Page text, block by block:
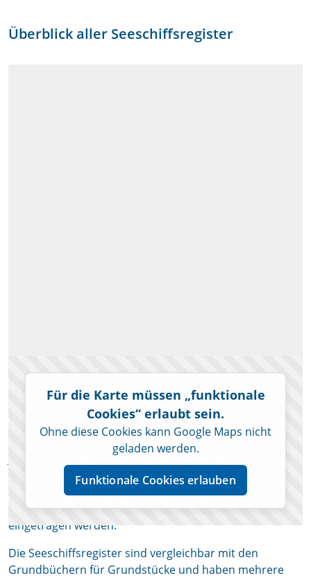
Überblick aller Seeschiffsregister
Für die Karte müssen „funktionale
Cookies“ erlaubt sein.
Ohne diese Cookies kann Google Maps nicht
geladen werden.
Funktionale Cookies erlauben
Eintragen in ein Seeschiffsregister
Jeder deutsche Eigentümer muss sein Seeschiff, wenn
länger als 15 Meter ist(Rumpflänge), in ein
deutsches Seeschiffsregister eintragen. Kleinere
Seeschiffe (z. B. Sportboote) können, aber müssen nicht
eingetragen werden.
Die Seeschiffsregister sind vergleichbar mit den
Grundbüchern für Grundstücke und haben mehrere